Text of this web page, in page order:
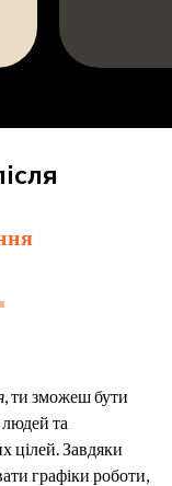
, ти зможеш бути
та
цілей. Завдяки
графіки роботи,